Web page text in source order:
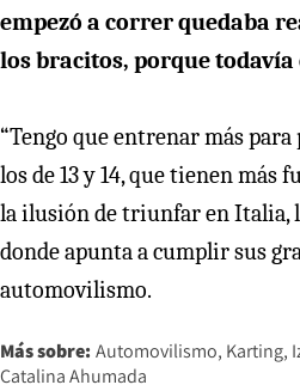
empezó a correr quedaba
los bracitos, porque todavía
“Tengo que entrenar más
los de 13 y 14, que tienen más
la ilusión de triunfar en Italia,
donde apunta a cumplir sus
automovilismo.
Más sobre: Automovilismo Karting
Catalina Ahumada